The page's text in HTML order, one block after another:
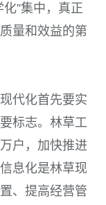
”集中，真正
量和效益的第
代化首先要实
标志。林草工
户，加快推进
息化是林草现
、提高经营管